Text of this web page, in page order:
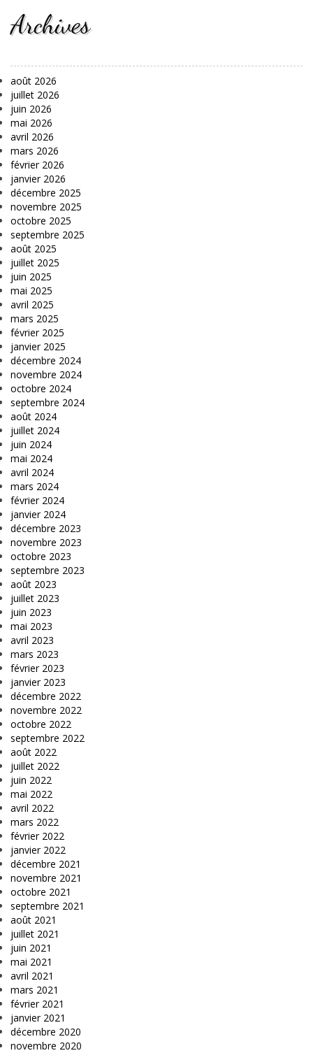
Archives
août 2026
juillet 2026
juin 2026
mai 2026
avril 2026
mars 2026
février 2026
janvier 2026
décembre 2025
novembre 2025
octobre 2025
septembre 2025
août 2025
juillet 2025
juin 2025
mai 2025
avril 2025
mars 2025
février 2025
janvier 2025
décembre 2024
novembre 2024
octobre 2024
septembre 2024
août 2024
juillet 2024
juin 2024
mai 2024
avril 2024
mars 2024
février 2024
janvier 2024
décembre 2023
novembre 2023
octobre 2023
septembre 2023
août 2023
juillet 2023
juin 2023
mai 2023
avril 2023
mars 2023
février 2023
janvier 2023
décembre 2022
novembre 2022
octobre 2022
septembre 2022
août 2022
juillet 2022
juin 2022
mai 2022
avril 2022
mars 2022
février 2022
janvier 2022
décembre 2021
novembre 2021
octobre 2021
septembre 2021
août 2021
juillet 2021
juin 2021
mai 2021
avril 2021
mars 2021
février 2021
janvier 2021
décembre 2020
novembre 2020